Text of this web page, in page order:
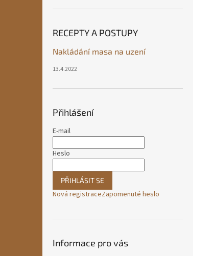
RECEPTY A POSTUPY
Nakládání masa na uzení
13.4.2022
Přihlášení
E-mail
Heslo
PŘIHLÁSIT SE
Nová registraceZapomenuté heslo
Informace pro vás